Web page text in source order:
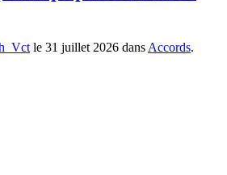
le 31 juillet 2026 dans Accords.